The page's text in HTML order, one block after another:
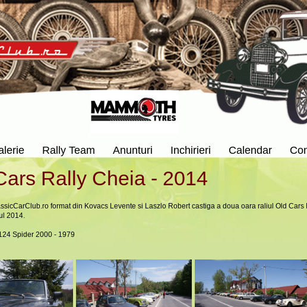
Rally Team Anunturi Inchirieri Calendar
Rally Cheia - 2014
format din Kovacs Levente si Laszlo Robert castiga a doua oara raliul Old Cars
2014.
Spider 2000 - 1979